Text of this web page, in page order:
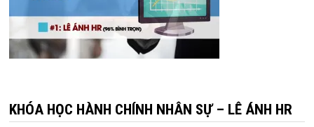
KHÓA HỌC HÀNH CHÍNH NHÂN SỰ – LÊ ÁNH HR